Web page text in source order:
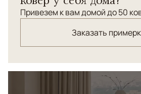
Привезем к вам домой до 50
Заказать